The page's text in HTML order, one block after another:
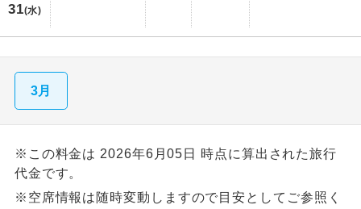
31(水)
3月
※この料金は 2026年6月05日 時点に算出された旅行
代金です。
※空席情報は随時変動しますので目安としてご参照く